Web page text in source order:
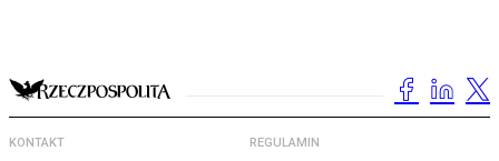
KONTAKT REGULAMIN